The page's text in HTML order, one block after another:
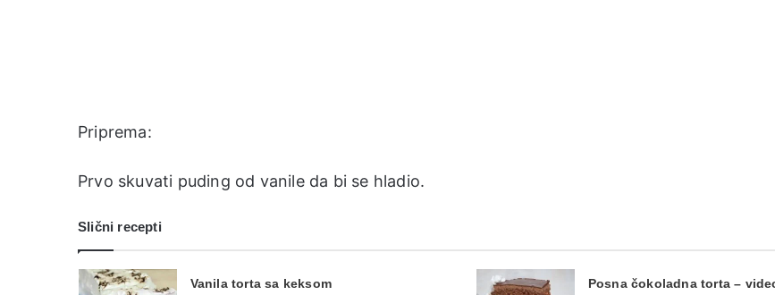
Priprema:
Prvo skuvati puding od vanile da bi se hladio.
Slični recepti
Vanila torta sa keksom Posna čokoladna torta –